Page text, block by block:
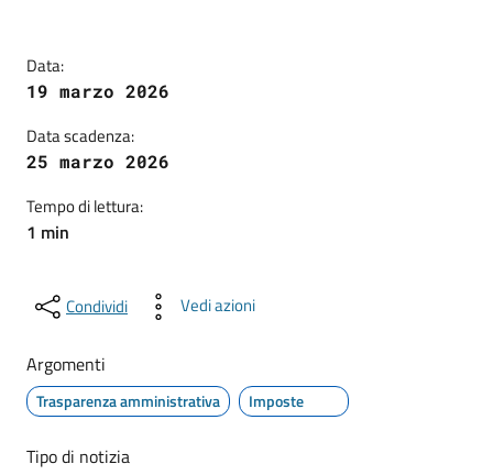
Data:
19 marzo 2026
Data scadenza:
25 marzo 2026
Tempo di lettura:
1 min
Condividi Vedi azioni
Argomenti
Trasparenza amministrativa Imposte
Tipo di notizia